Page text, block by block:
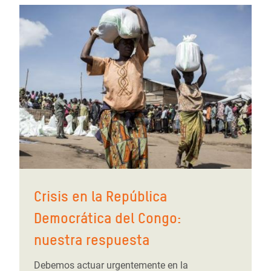
Crisis en la República
Democrática del Congo:
nuestra respuesta
Debemos actuar urgentemente en la